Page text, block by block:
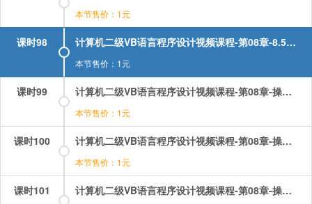
本节售价：1元
课时98 计算机二级VB语言程序设计视频课程-第08章-8.5控件数组.mp4
本节售价：1元
课时99 计算机二级VB语言程序设计视频课程-第08章-操作：foreach语句.mp4
本节售价：1元
课时100 计算机二级VB语言程序设计视频课程-第08章-操作：一维数组的极值.mp4
本节售价：1元
课时101 计算机二级VB语言程序设计视频课程-第08章-操作：二维数组的矩阵1.mp4